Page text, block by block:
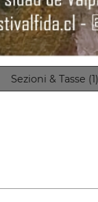
Sezioni & Tasse (1)